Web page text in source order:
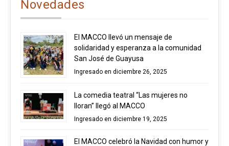
Novedades
El MACCO llevó un mensaje de
solidaridad y esperanza a la comunidad
San José de Guayusa
Ingresado en diciembre 26, 2025
La comedia teatral “Las mujeres no
lloran” llegó al MACCO
Ingresado en diciembre 19, 2025
El MACCO celebró la Navidad con humor y